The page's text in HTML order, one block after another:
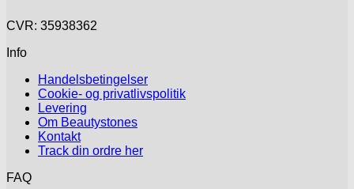
CVR: 35938362
Info
Handelsbetingelser
Cookie- og privatlivspolitik
Levering
Om Beautystones
Kontakt
Track din ordre her
FAQ